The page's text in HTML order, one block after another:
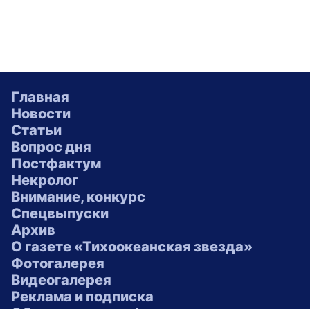
Главная
Новости
Статьи
Вопрос дня
Постфактум
Некролог
Внимание, конкурс
Спецвыпуски
Архив
О газете «Тихоокеанская звезда»
Фотогалерея
Видеогалерея
Реклама и подписка